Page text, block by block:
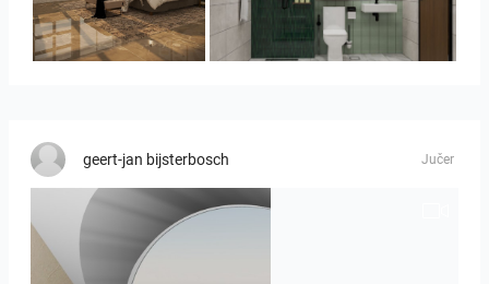
YUSMAN_BEDROOM KHAI_BATHROOM
geert-jan bijsterbosch Jučer